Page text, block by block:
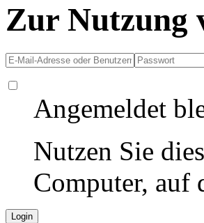
Zur Nutzung
Angemeldet
Nutzen Sie
Computer, auf